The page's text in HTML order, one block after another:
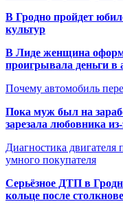
В Гродно пройдет
культур
В Лиде женщина
проигрывала деньги в
Почему автомобиль
Пока муж был на
зарезала любовника
Диагностика двигателя
умного покупателя
Серьёзное ДТП в
кольце после